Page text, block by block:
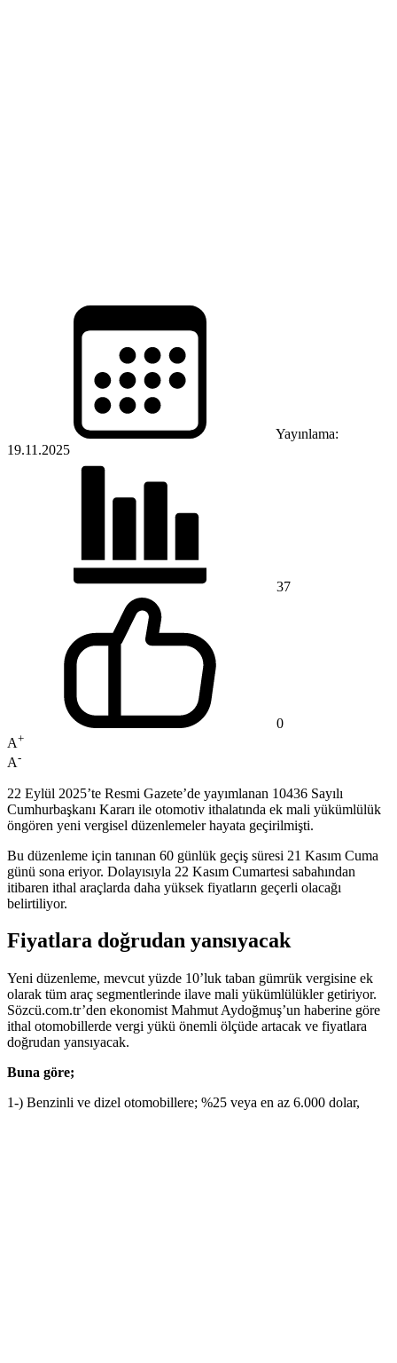
Yayınlama:
19.11.2025
37
0
A+
A-
22 Eylül 2025’te Resmi Gazete’de yayımlanan 10436 Sayılı
Cumhurbaşkanı Kararı ile otomotiv ithalatında ek mali yükümlülük
öngören yeni vergisel düzenlemeler hayata geçirilmişti.
Bu düzenleme için tanınan 60 günlük geçiş süresi 21 Kasım Cuma
günü sona eriyor. Dolayısıyla 22 Kasım Cumartesi sabahından
itibaren ithal araçlarda daha yüksek fiyatların geçerli olacağı
belirtiliyor.
Fiyatlara doğrudan yansıyacak
Yeni düzenleme, mevcut yüzde 10’luk taban gümrük vergisine ek
olarak tüm araç segmentlerinde ilave mali yükümlülükler getiriyor.
Sözcü.com.tr’den ekonomist Mahmut Aydoğmuş’un haberine göre
ithal otomobillerde vergi yükü önemli ölçüde artacak ve fiyatlara
doğrudan yansıyacak.
Buna göre;
1-) Benzinli ve dizel otomobillere; %25 veya en az 6.000 dolar,